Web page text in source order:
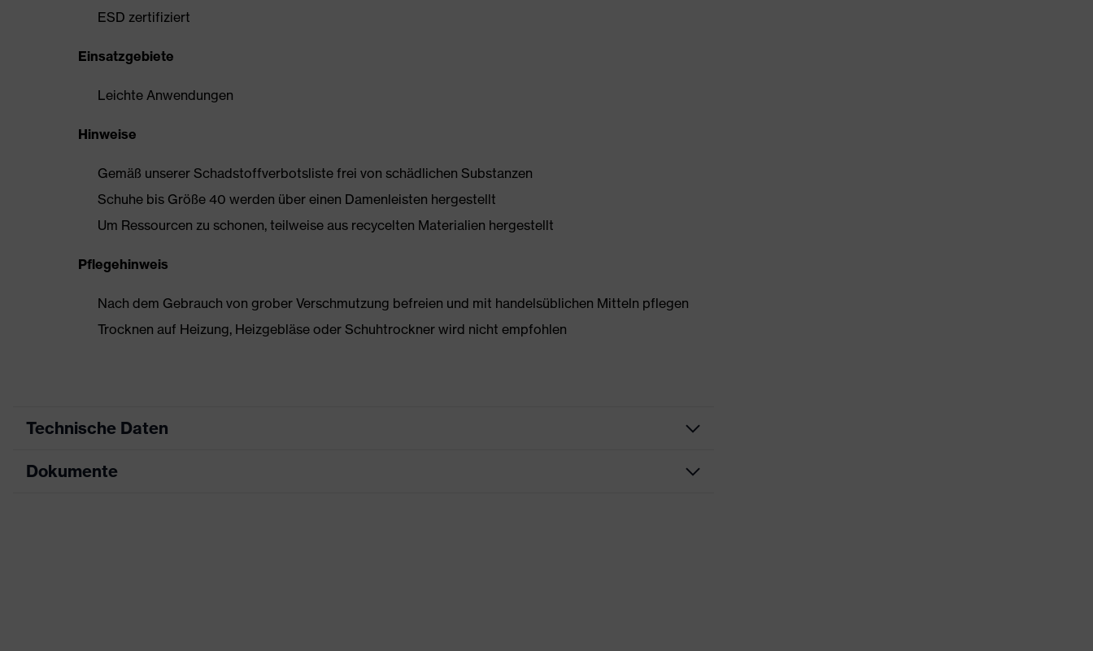
ESD zertifiziert
Einsatzgebiete
Leichte Anwendungen
Hinweise
Gemäß unserer Schadstoffverbotsliste frei von schädlichen Substanzen
Schuhe bis Größe 40 werden über einen Damenleisten hergestellt
Um Ressourcen zu schonen, teilweise aus recycelten Materialien hergestellt
Pflegehinweis
Nach dem Gebrauch von grober Verschmutzung befreien und mit handelsüblichen Mitteln pflegen
Trocknen auf Heizung, Heizgebläse oder Schuhtrockner wird nicht empfohlen
Technische Daten
Produktart
Dokumente